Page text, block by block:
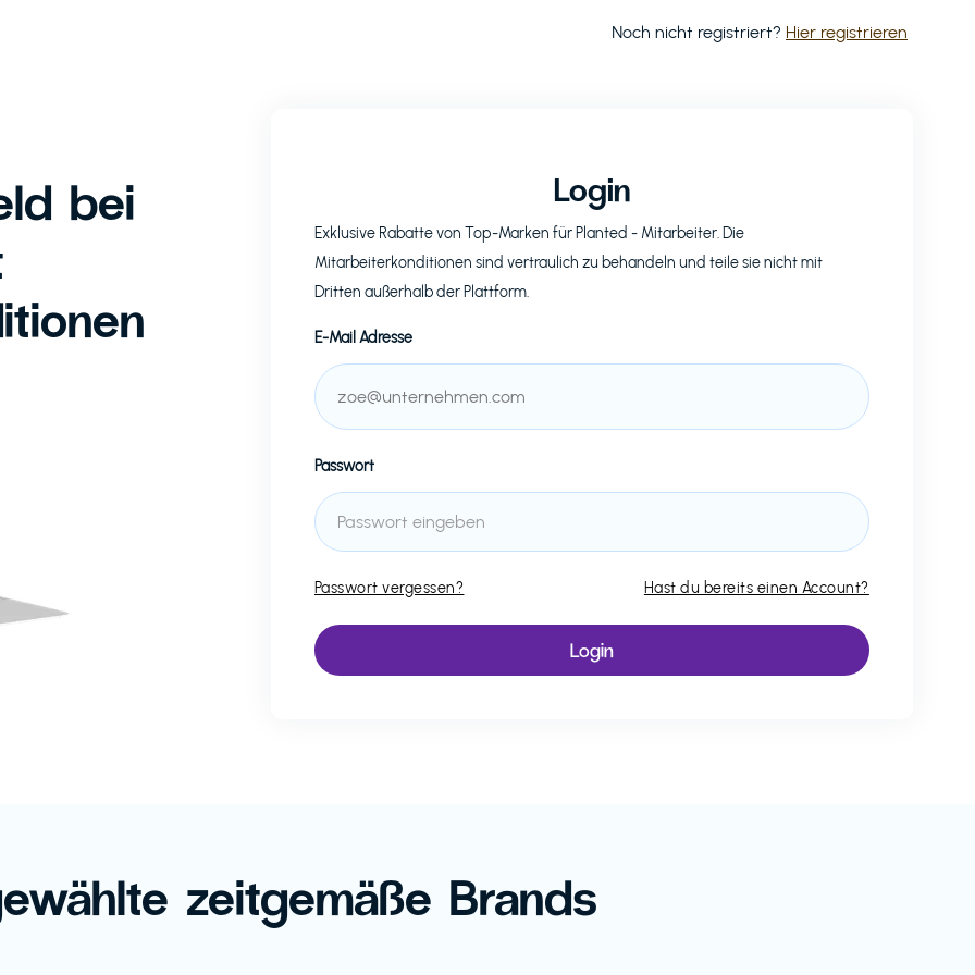
Noch nicht registriert? Hier registrieren
bei
Login
Exklusive Rabatte von Top-Marken für Planted - Mitarbeiter. Die
Mitarbeiterkonditionen sind vertraulich zu behandeln und teile sie nicht mit
Dritten außerhalb der Plattform.
E-Mail Adresse
Passwort
Passwort vergessen? Hast du bereits einen Account?
zeitgemäße Brands